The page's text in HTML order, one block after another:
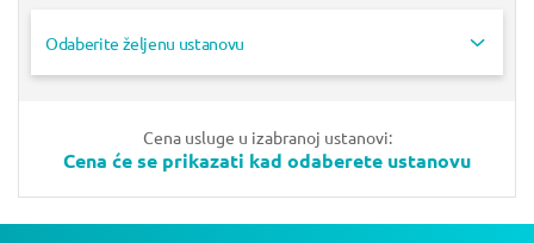
Odaberite željenu ustanovu
Cena usluge u izabranoj ustanovi:
Cena će se prikazati kad odaberete ustanovu